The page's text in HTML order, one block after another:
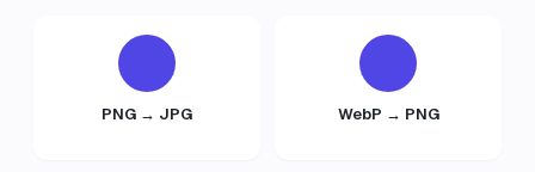
WebP → PNG
PNG → JPG